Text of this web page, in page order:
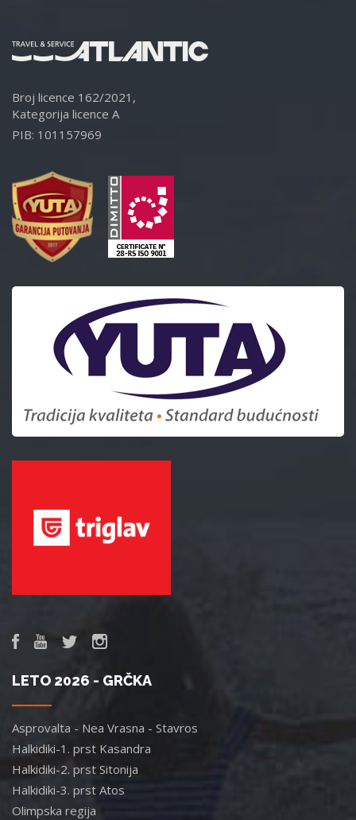
Broj licence 162/2021,
Kategorija licence A
PIB: 101157969
LETO 2026 - GRČKA
Asprovalta - Nea Vrasna - Stavros
Halkidiki-1. prst Kasandra
Halkidiki-2. prst Sitonija
Halkidiki-3. prst Atos
Olimpska regija